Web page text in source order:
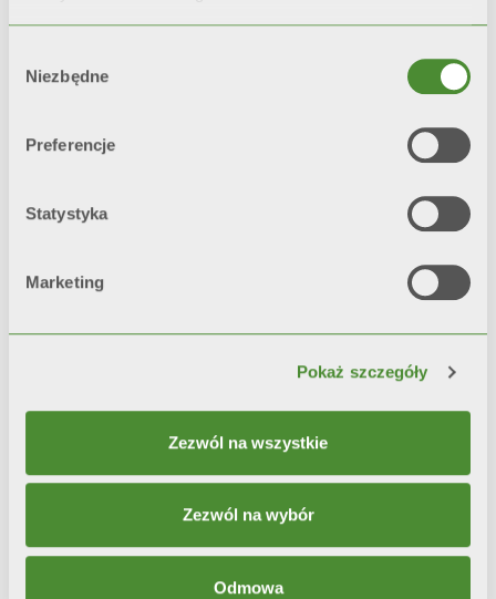
zgody
Niezbędne
Preferencje
Statystyka
Marketing
Pokaż szczegóły
Zezwól na wszystkie
Zezwól na wybór
Odmowa
SPECIAL
EKSTRAWAGANCKI.
Czystość metalu spotyka się z
młotkowanego. Oto nasze
czerwień.
3 przeciwstawne kolory mające
THE FONDITAL RED HAMMERED